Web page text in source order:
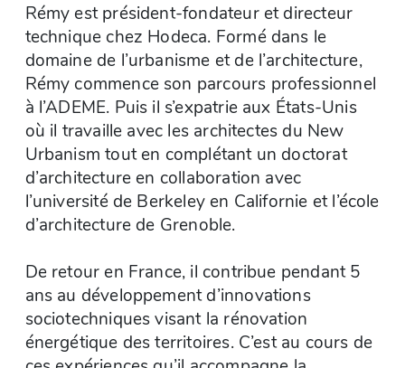
Rémy est président-fondateur et directeur
technique chez Hodeca. Formé dans le
domaine de l’urbanisme et de l’architecture,
Rémy commence son parcours professionnel
à l’ADEME. Puis il s’expatrie aux États-Unis
où il travaille avec les architectes du New
Urbanism tout en complétant un doctorat
d’architecture en collaboration avec
l’université de Berkeley en Californie et l’école
d’architecture de Grenoble.
De retour en France, il contribue pendant 5
ans au développement d’innovations
sociotechniques visant la rénovation
énergétique des territoires. C’est au cours de